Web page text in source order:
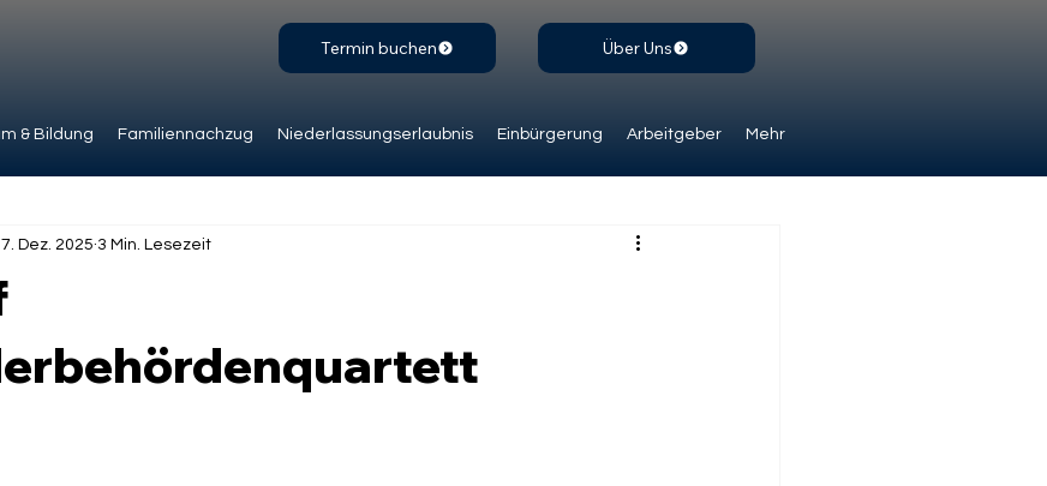
& Bildung Familiennachzug Niederlassungserlaubnis Einbürgerung Arbeitgeber Mehr
Termin buchen Über Uns
Dez. 2025 3 Min. Lesezeit